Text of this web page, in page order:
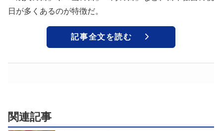
日が多くあるのが特徴だ。
記事全文を読む
関連記事